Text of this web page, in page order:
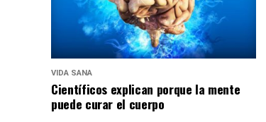
VIDA SANA
Científicos explican porque la mente
puede curar el cuerpo